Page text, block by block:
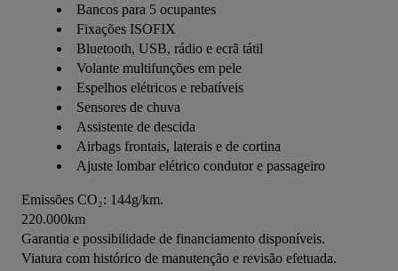
Bancos para 5 ocupantes
Fixações ISOFIX
Bluetooth, USB, rádio e ecrã tátil
Volante multifunções em pele
Espelhos elétricos e rebatíveis
Sensores de chuva
Assistente de descida
Airbags frontais, laterais e de cortina
Ajuste lombar elétrico condutor e passageiro
Emissões CO₂: 144g/km.
220.000km
Garantia e possibilidade de financiamento disponíveis.
Viatura com histórico de manutenção e revisão efetuada.